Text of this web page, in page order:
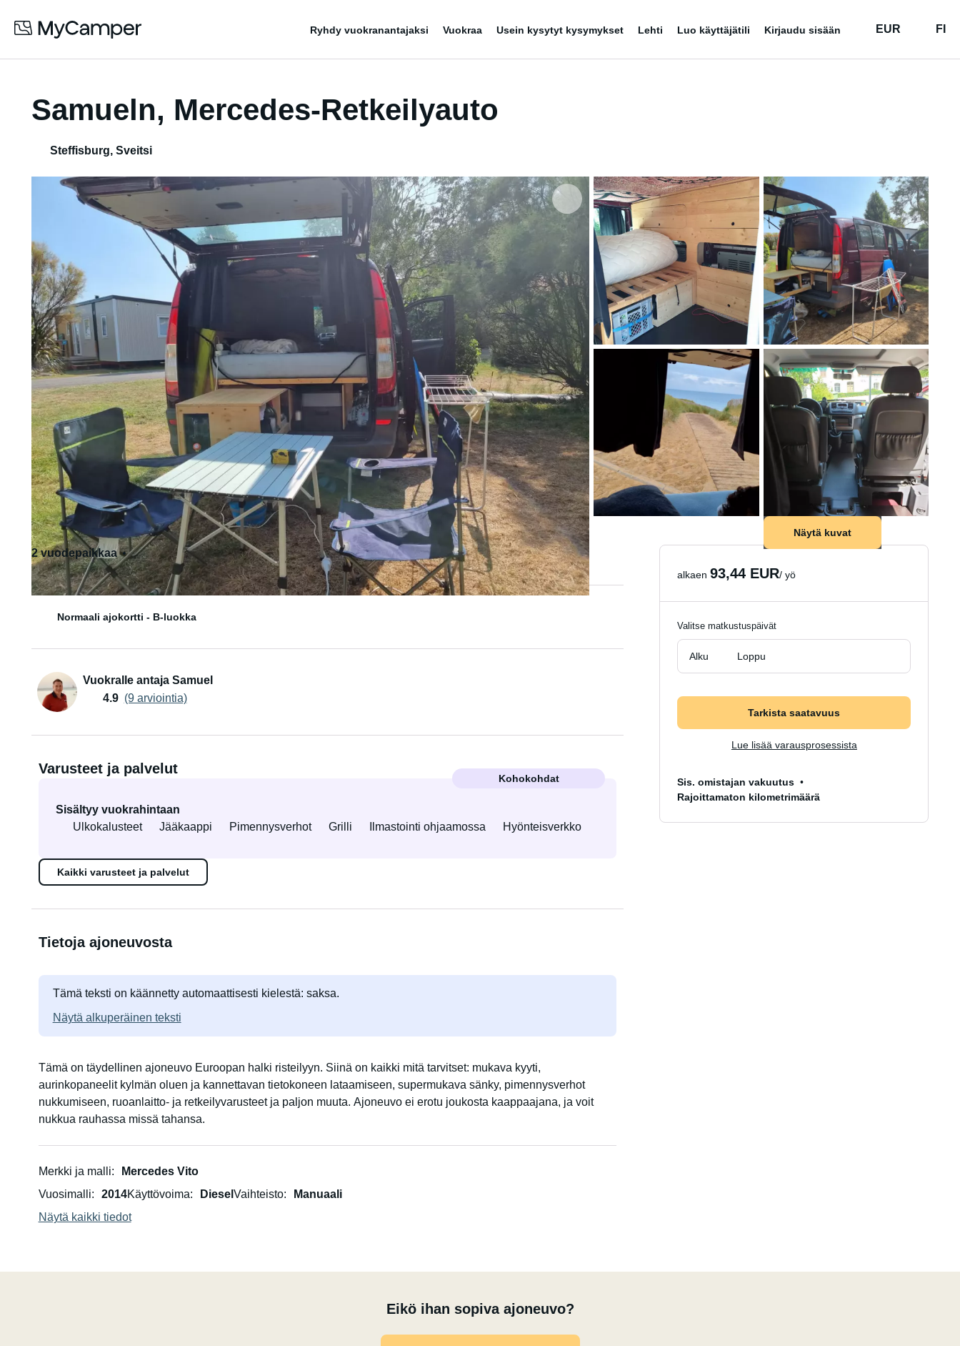
Ryhdy vuokranantajaksi Vuokraa Usein kysytyt kysymykset Lehti Luo käyttäjätili Kirjaudu sisään EUR FI
Samueln, Mercedes-Retkeilyauto
Steffisburg, Sveitsi
Näytä kuvat
2 vuodepaikkaa 2 istumapaikkaa
Normaali ajokortti - B-luokka
Vuokralle antaja Samuel
4.9 (9 arviointia)
Varusteet ja palvelut
Kohokohdat
Sisältyy vuokrahintaan
Ulkokalusteet
Jääkaappi Pimennysverhot Grilli Ilmastointi ohjaamossa Hyönteisverkko
Kaikki varusteet ja palvelut
Tietoja ajoneuvosta
Tämä teksti on käännetty automaattisesti kielestä: saksa.
Näytä alkuperäinen teksti
Tämä on täydellinen ajoneuvo Euroopan halki risteilyyn. Siinä on kaikki mitä tarvitset: mukava kyyti,
aurinkopaneelit kylmän oluen ja kannettavan tietokoneen lataamiseen, supermukava sänky, pimennysverhot
nukkumiseen, ruoanlaitto- ja retkeilyvarusteet ja paljon muuta. Ajoneuvo ei erotu joukosta kaappaajana, ja voit
nukkua rauhassa missä tahansa.
Merkki ja malli
Mercedes Vito
Vuosimalli
2014Käyttövoima Diesel Vaihteisto
Manuaali
Näytä kaikki tiedot
Eikö ihan sopiva ajoneuvo?
alkaen93,44 EUR/ yö
Valitse matkustuspäivät
Alku Loppu
Tarkista saatavuus
Lue lisää varausprosessista
Sis. omistajan vakuutus
Rajoittamaton kilometrimäärä